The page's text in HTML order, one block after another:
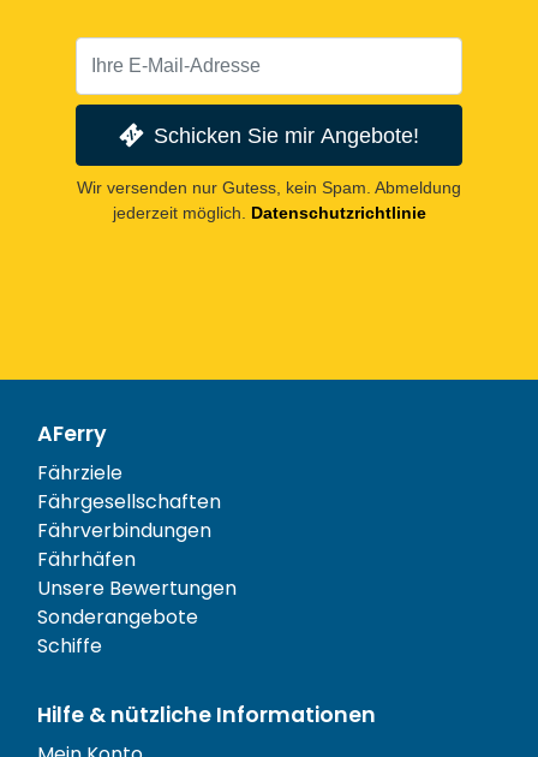
Schicken Sie mir Angebote!
Wir versenden nur Gutess, kein Spam. Abmeldung
jederzeit möglich.
Datenschutzrichtlinie
AFerry
Fährziele
Fährgesellschaften
Fährverbindungen
Fährhäfen
Unsere Bewertungen
Sonderangebote
Schiffe
Hilfe & nützliche Informationen